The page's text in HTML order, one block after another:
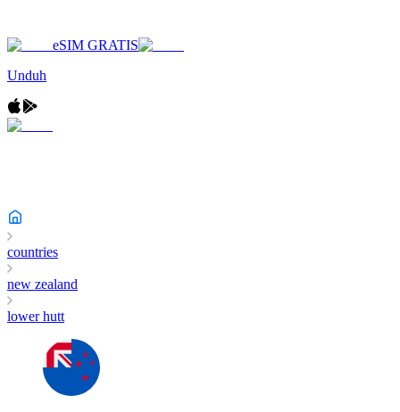
eSIM GRATIS
Unduh
countries
new zealand
lower hutt